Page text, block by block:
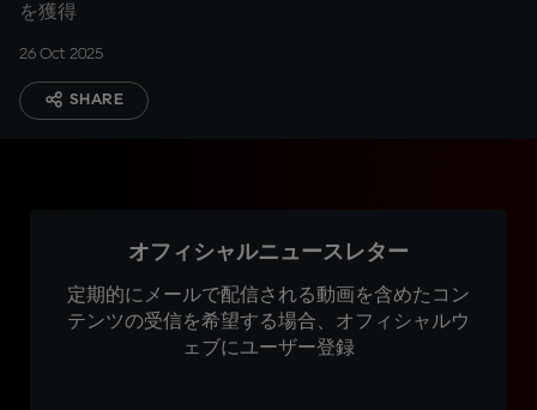
を獲得
26 Oct 2025
SHARE
オフィシャルニュースレター
定期的にメールで配信される動画を含めたコン
テンツの受信を希望する場合、オフィシャルウ
ェブにユーザー登録